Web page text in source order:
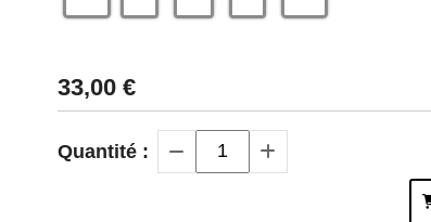
33,00€
Quantité :